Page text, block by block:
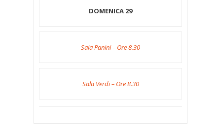
DOMENICA 29
Sala Panini – Ore 8.30
Sala Verdi – Ore 8.30